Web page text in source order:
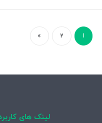
1
2
»
لینک های